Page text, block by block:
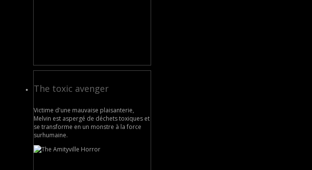
The toxic avenger
Victime d'une mauvaise plaisanterie,
Melvin est aspergé de déchets toxiques et
se transforme en un monstre à la force
surhumaine.